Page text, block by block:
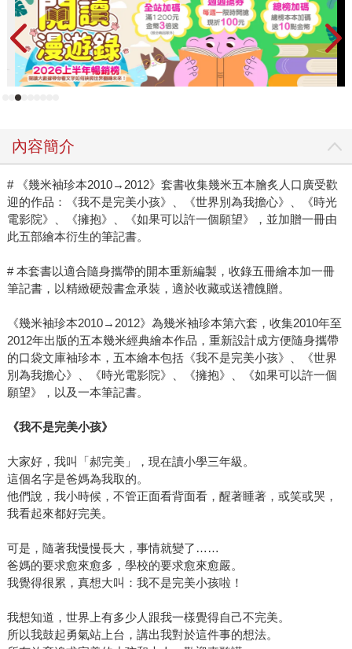
內容簡介
# 《幾米袖珍本2010→2012》套書收集幾米五本膾炙人口廣受歡
迎的作品：《我不是完美小孩》、《世界別為我擔心》、《時光
電影院》、《擁抱》、《如果可以許一個願望》，並加贈一冊由
此五部繪本衍生的筆記書。
# 本套書以適合隨身攜帶的開本重新編製，收錄五冊繪本加一冊
筆記書，以精緻硬殼書盒承裝，適於收藏或送禮餽贈。
《幾米袖珍本2010→2012》為幾米袖珍本第六套，收集2010年至
2012年出版的五本幾米經典繪本作品，重新設計成方便隨身攜帶
的口袋文庫袖珍本，五本繪本包括《我不是完美小孩》、《世界
別為我擔心》、《時光電影院》、《擁抱》、《如果可以許一個
願望》，以及一本筆記書。
《我不是完美小孩》
大家好，我叫「郝完美」，現在讀小學三年級。
這個名字是爸媽為我取的。
他們說，我小時候，不管正面看背面看，醒著睡著，或笑或哭，
我看起來都好完美。
可是，隨著我慢慢長大，事情就變了……
爸媽的要求愈來愈多，學校的要求愈來愈嚴。
我覺得很累，真想大叫：我不是完美小孩啦！
我想知道，世界上有多少人跟我一樣覺得自己不完美。
所以我鼓起勇氣站上台，講出我對於這件事的想法。